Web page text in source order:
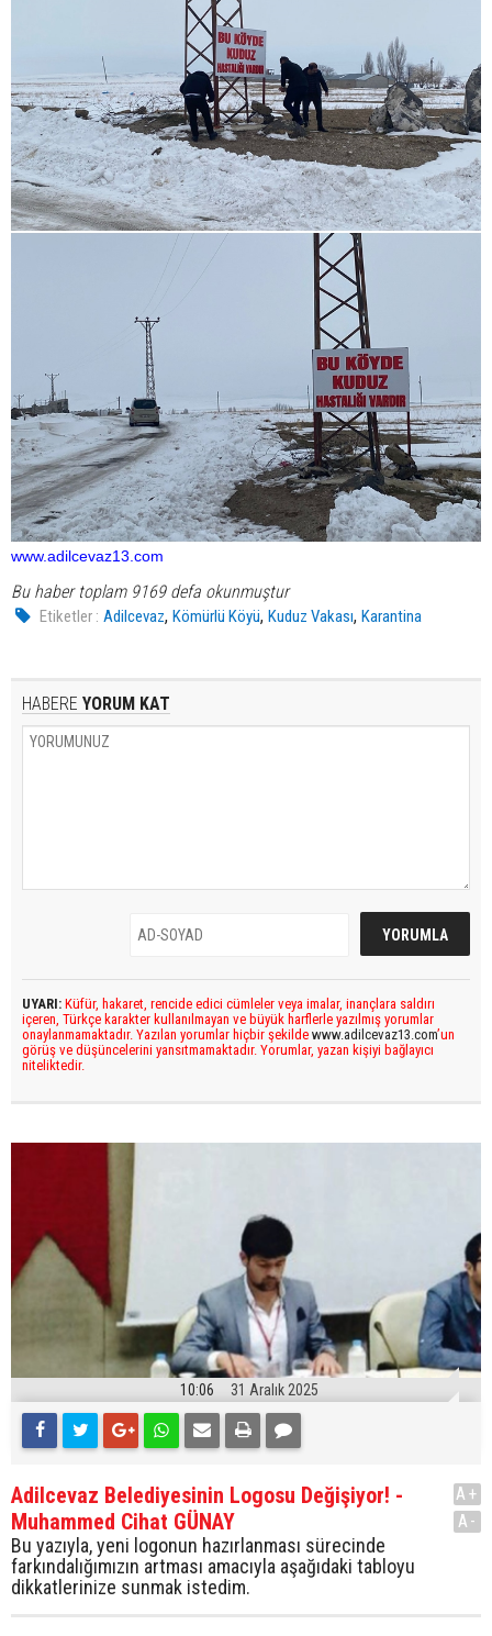
www.adilcevaz13.com
Bu haber toplam 9169 defa okunmuştur
Etiketler : Adilcevaz,Kömürlü Köyü,Kuduz Vakası,Karantina
HABERE YORUM KAT
UYARI: Küfür, hakaret, rencide edici cümleler veya imalar, inançlara saldırı
içeren, Türkçe karakter kullanılmayan ve büyük harflerle yazılmış yorumlar
onaylanmamaktadır. Yazılan yorumlar hiçbir şekilde www.adilcevaz13.com’un
görüş ve düşüncelerini yansıtmamaktadır. Yorumlar, yazan kişiyi bağlayıcı
niteliktedir.
10:06 31 Aralık 2025
Adilcevaz Belediyesinin Logosu Değişiyor! -
Muhammed Cihat GÜNAY
Bu yazıyla, yeni logonun hazırlanması sürecinde
farkındalığımızın artması amacıyla aşağıdaki tabloyu
dikkatlerinize sunmak istedim.
A+
A-